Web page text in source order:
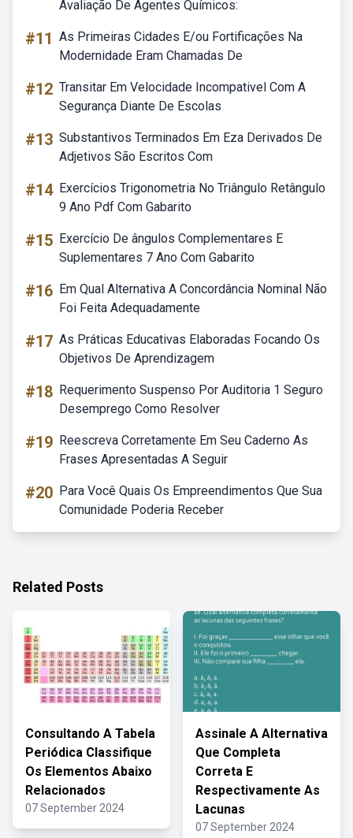
Avaliação De Agentes Químicos:
#11 As Primeiras Cidades E/ou Fortificações Na
Modernidade Eram Chamadas De
#12 Transitar Em Velocidade Incompativel Com A
Segurança Diante De Escolas
#13 Substantivos Terminados Em Eza Derivados De
Adjetivos São Escritos Com
#14 Exercícios Trigonometria No Triângulo Retângulo
9 Ano Pdf Com Gabarito
#15 Exercício De ângulos Complementares E
Suplementares 7 Ano Com Gabarito
#16 Em Qual Alternativa A Concordância Nominal Não
Foi Feita Adequadamente
#17 As Práticas Educativas Elaboradas Focando Os
Objetivos De Aprendizagem
#18 Requerimento Suspenso Por Auditoria 1 Seguro
Desemprego Como Resolver
#19 Reescreva Corretamente Em Seu Caderno As
Frases Apresentadas A Seguir
#20 Para Você Quais Os Empreendimentos Que Sua
Comunidade Poderia Receber
Related Posts
Consultando A Tabela
Periódica Classifique
Os Elementos Abaixo
Relacionados
07 September 2024
Assinale A Alternativa
Que Completa
Correta E
Respectivamente As
Lacunas
07 September 2024